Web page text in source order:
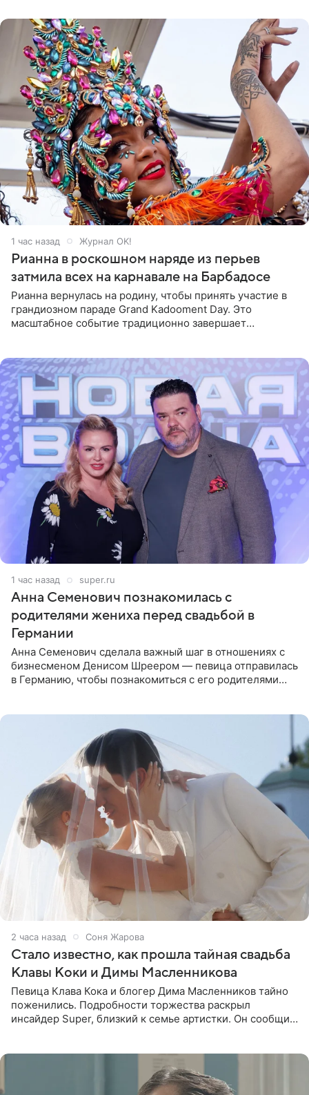
1 час назад Журнал OK!
Рианна в роскошном наряде из перьев
затмила всех на карнавале на Барбадосе
Рианна вернулась на родину, чтобы принять участие в
грандиозном параде Grand Kadooment Day. Это
масштабное событие традиционно завершает
1 час назад super.ru
Анна Семенович познакомилась с
родителями жениха перед свадьбой в
Германии
Анна Семенович сделала важный шаг в отношениях с
бизнесменом Денисом Шреером — певица отправилась
в Германию, чтобы познакомиться с его родителями
2 часа назад Соня Жарова
Стало известно, как прошла тайная свадьба
Клавы Коки и Димы Масленникова
Певица Клава Кока и блогер Дима Масленников тайно
поженились. Подробности торжества раскрыл
инсайдер Super, близкий к семье артистки. Он сообщил,